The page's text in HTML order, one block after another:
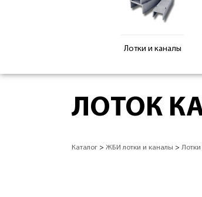
Лотки и каналы
ЛОТОК
Каталог > ЖБИ лотки и каналы >